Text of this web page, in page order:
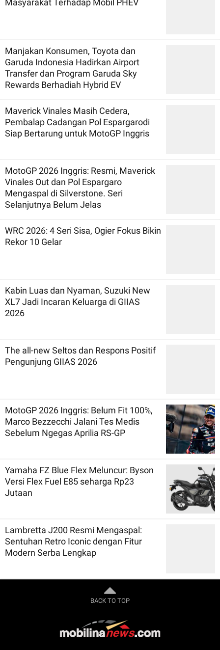
Manjakan Konsumen, Toyota dan
Garuda Indonesia Hadirkan Airport
Transfer dan Program Garuda Sky
Rewards Berhadiah Hybrid EV
Maverick Vinales Masih Cedera,
Pembalap Cadangan Pol Espargarodi
Siap Bertarung untuk MotoGP Inggris
MotoGP 2026 Inggris: Resmi, Maverick
Vinales Out dan Pol Espargaro
Mengaspal di Silverstone. Seri
Selanjutnya Belum Jelas
WRC 2026: 4 Seri Sisa, Ogier Fokus Bikin
Rekor 10 Gelar
Kabin Luas dan Nyaman, Suzuki New
XL7 Jadi Incaran Keluarga di GIIAS
2026
The all-new Seltos dan Respons Positif
Pengunjung GIIAS 2026
MotoGP 2026 Inggris: Belum Fit 100%,
Marco Bezzecchi Jalani Tes Medis
Sebelum Ngegas Aprilia RS-GP
Yamaha FZ Blue Flex Meluncur: Byson
Versi Flex Fuel E85 seharga Rp23
Jutaan
Lambretta J200 Resmi Mengaspal:
Sentuhan Retro Iconic dengan Fitur
Modern Serba Lengkap
BACK TO TOP